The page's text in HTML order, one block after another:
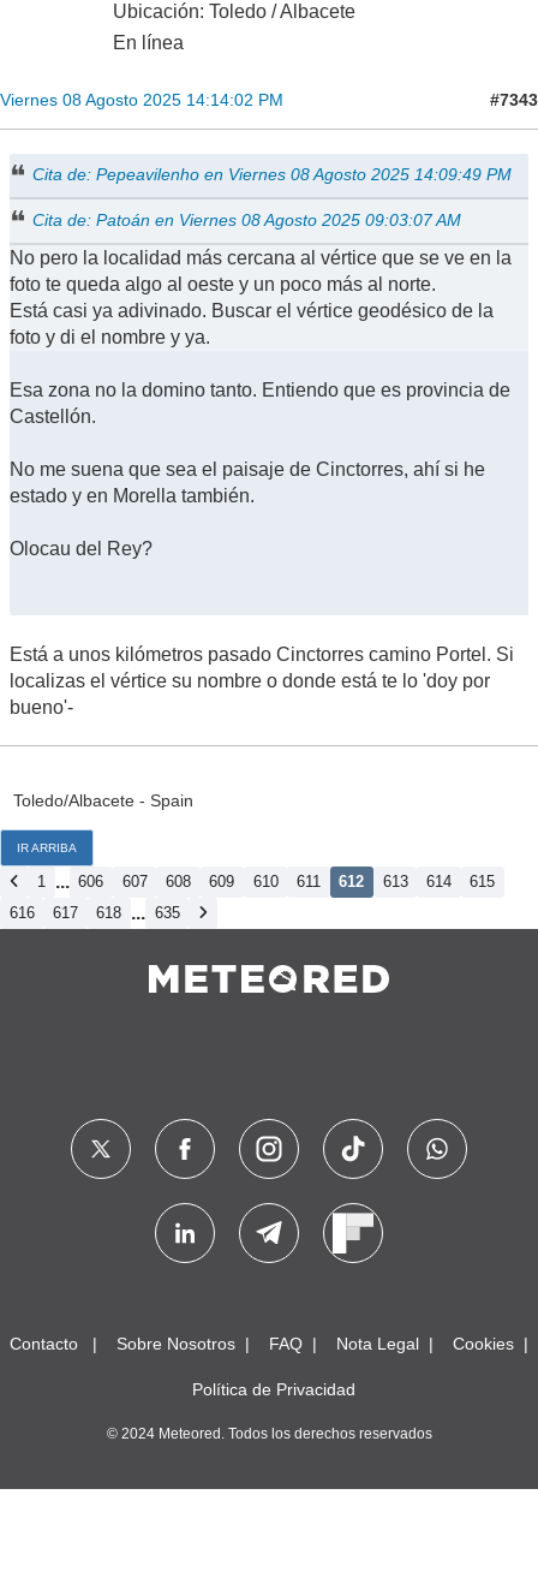
Ubicación: Toledo / Albacete
En línea
Viernes 08 Agosto 2025 14:14:02 PM #7343
Cita de: Pepeavilenho en Viernes 08 Agosto 2025 14:09:49 PM
Cita de: Patoán en Viernes 08 Agosto 2025 09:03:07 AM
No pero la localidad más cercana al vértice que se ve en la
foto te queda algo al oeste y un poco más al norte.
Está casi ya adivinado. Buscar el vértice geodésico de la
foto y di el nombre y ya.
Esa zona no la domino tanto. Entiendo que es provincia de
Castellón.
No me suena que sea el paisaje de Cinctorres, ahí si he
estado y en Morella también.
Olocau del Rey?
Está a unos kilómetros pasado Cinctorres camino Portel. Si
localizas el vértice su nombre o donde está te lo 'doy por
bueno'-
Toledo/Albacete - Spain
IR ARRIBA
1 ... 606 607 608 609 610 611 612 613 614
615
616
617 618 ... 635
Contacto Sobre Nosotros FAQ Nota Legal Cookies
Política de Privacidad
© 2024 Meteored. Todos los derechos reservados